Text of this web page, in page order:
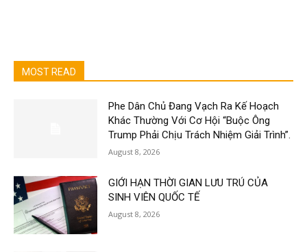
MOST READ
Phe Dân Chủ Đang Vạch Ra Kế Hoạch
Khác Thường Với Cơ Hội “Buộc Ông
Trump Phải Chịu Trách Nhiệm Giải Trình”.
August 8, 2026
GIỚI HẠN THỜI GIAN LƯU TRÚ CỦA
SINH VIÊN QUỐC TẾ
August 8, 2026